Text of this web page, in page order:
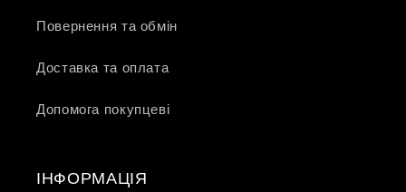
Повернення та обмін
Доставка та оплата
Допомога покупцеві
ІНФОРМАЦІЯ